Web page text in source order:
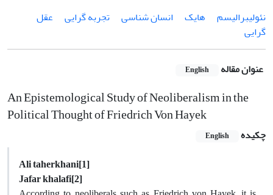
نئولیبرالیسم
هایک انسان شناسی تجربه گرایی
عقل
گرایی
عنوان مقاله English
An Epistemological Study of Neoliberalism in the
Political Thought of Friedrich Von Hayek
چکیده English
Ali taherkhani[1]
Jafar khalafi[2]